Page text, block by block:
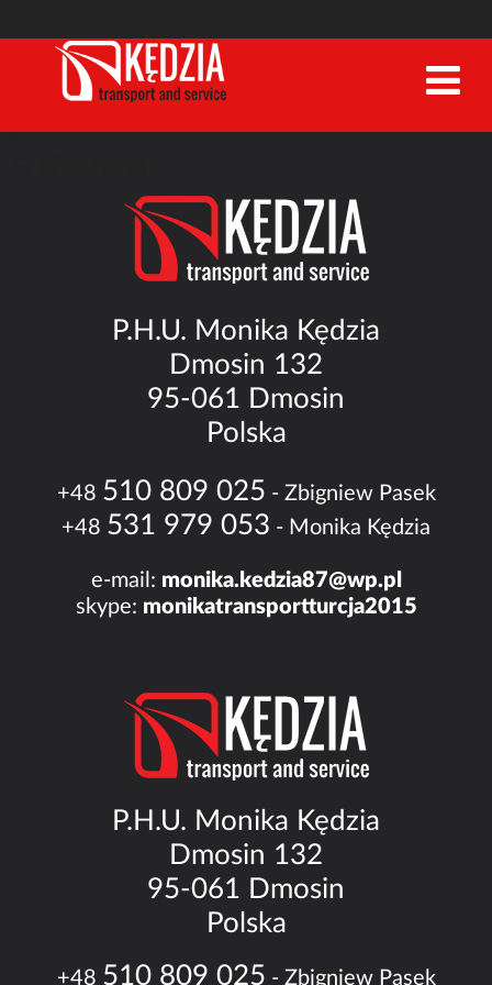
P.H.U. Monika Kędzia
Dmosin 132
95-061 Dmosin
Polska
+48 510 809 025 - Zbigniew Pasek
+48 531 979 053 - Monika Kędzia
e-mail: monika.kedzia87@wp.pl
skype: monikatransportturcja2015
P.H.U. Monika Kędzia
Dmosin 132
95-061 Dmosin
Polska
+48 510 809 025 - Zbigniew Pasek